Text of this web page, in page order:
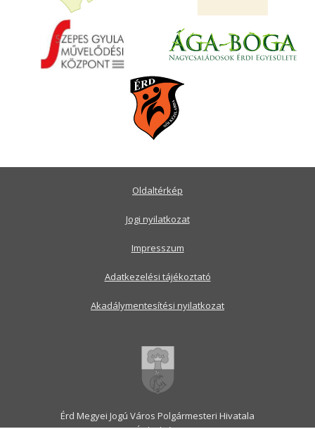
Érd Megyei Jogú Város Polgármesteri Hivatala
Oldaltérkép
Jogi nyilatkozat
Impresszum
Adatkezelési tájékoztató
Akadálymentesítési nyilatkozat